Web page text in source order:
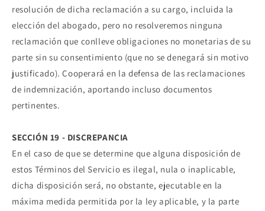
resolución de dicha reclamación a su cargo, incluida la
elección del abogado, pero no resolveremos ninguna
reclamación que conlleve obligaciones no monetarias de su
parte sin su consentimiento (que no se denegará sin motivo
justificado). Cooperará en la defensa de las reclamaciones
de indemnización, aportando incluso documentos
pertinentes.
SECCIÓN 19 - DISCREPANCIA
En el caso de que se determine que alguna disposición de
estos Términos del Servicio es ilegal, nula o inaplicable,
dicha disposición será, no obstante, ejecutable en la
máxima medida permitida por la ley aplicable, y la parte